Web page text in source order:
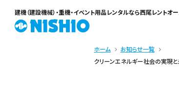
建機（建設機械）・重機・イベント用品レンタルなら西尾レントオ
ホーム
お知らせ一覧
クリーンエネルギー社会の実現